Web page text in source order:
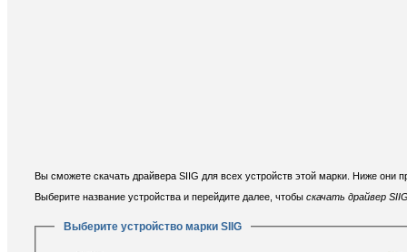
Вы сможете скачать драйвера SIIG для всех устройств этой марки. Ниже они
Выберите название устройства и перейдите далее, чтобы скачать драйвер
Выберите устройство марки SIIG